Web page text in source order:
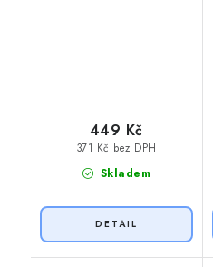
Skladem
371 Kč bez DPH
449 Kč